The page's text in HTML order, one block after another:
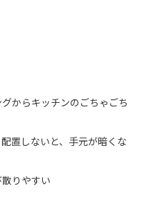
からキッチンのごちゃごち
置しないと、手元が暗くな
りやすい